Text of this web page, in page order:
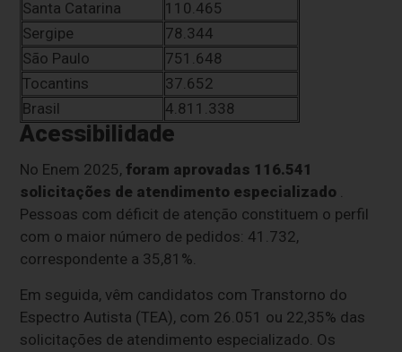
Santa Catarina
110.465
Sergipe
78.344
São Paulo
751.648
Tocantins
37.652
Brasil
4.811.338
Acessibilidade
No Enem 2025, foram aprovadas 116.541
solicitações de atendimento especializado .
Pessoas com déficit de atenção constituem o perfil
com o maior número de pedidos: 41.732,
correspondente a 35,81%.
Em seguida, vêm candidatos com Transtorno do
Espectro Autista (TEA), com 26.051 ou 22,35% das
solicitações de atendimento especializado. Os